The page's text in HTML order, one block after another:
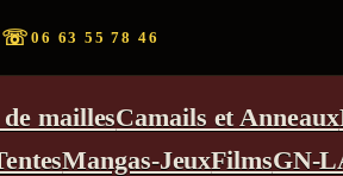
☏06 63 55 78 46
maillesCamails et Anneaux
Mangas-JeuxFilmsGN-